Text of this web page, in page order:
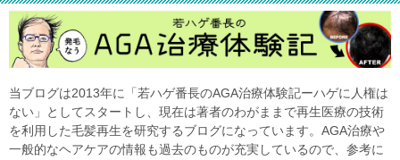
当ブログは2013年に「若ハゲ番長のAGA治療体験記ーハゲに人権は
ない」としてスタートし、現在は著者のわがままで再生医療の技術
を利用した毛髪再生を研究するブログになっています。AGA治療や
一般的なヘアケアの情報も過去のものが充実しているので、参考に